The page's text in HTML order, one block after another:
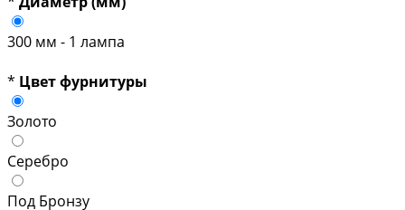
300 мм - 1 лампа
* Цвет фурнитуры
Золото
Серебро
Под Бронзу